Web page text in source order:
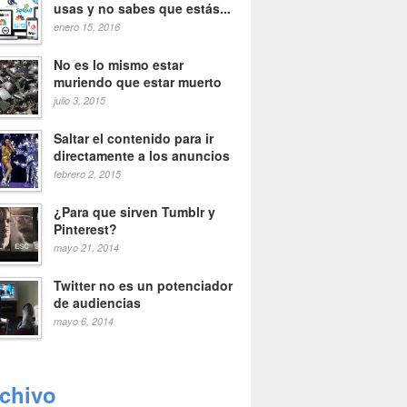
usas y no sabes que estás...
enero 15, 2016
No es lo mismo estar
muriendo que estar muerto
julio 3, 2015
Saltar el contenido para ir
directamente a los anuncios
febrero 2, 2015
¿Para que sirven Tumblr y
Pinterest?
mayo 21, 2014
Twitter no es un potenciador
de audiencias
mayo 6, 2014